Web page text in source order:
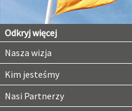
Odkryj więcej
Nasza wizja
Kim jesteśmy
Nasi Partnerzy